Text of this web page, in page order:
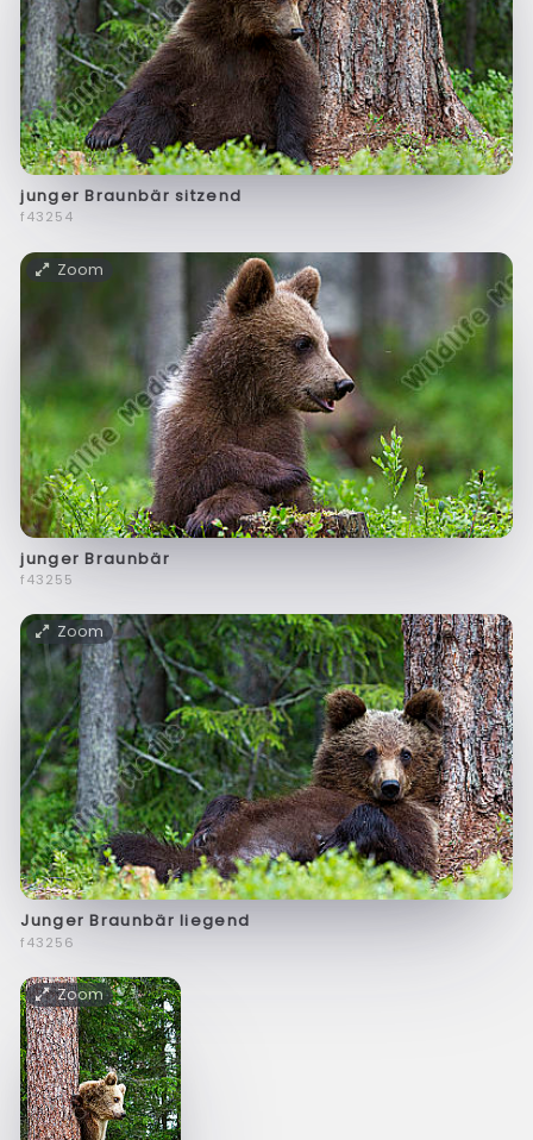
junger Braunbär sitzend
f43254
Zoom
junger Braunbär
f43255
Zoom
Junger Braunbär liegend
f43256
Zoom